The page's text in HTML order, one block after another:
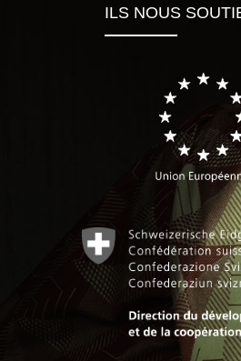
ILS NOUS